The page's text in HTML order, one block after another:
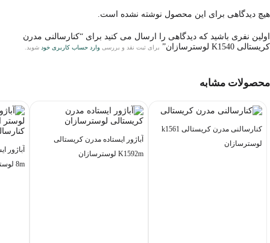
هیچ دیدگاهی برای این محصول نوشته نشده است.
اولین نفری باشید که دیدگاهی را ارسال می کنید برای “کنارسالنی مدرن
کریستالی K1540 لوسترسازان”
برای ثبت نقد و بررسی وارد حساب کاربری خود شوید.
محصولات مشابه
کنارسالنی مدرن کریستالی k1561
لوسترسازان
آباژور ایستاده مدرن کریستالی
K1592m لوسترسازان
8m لوسترسازان